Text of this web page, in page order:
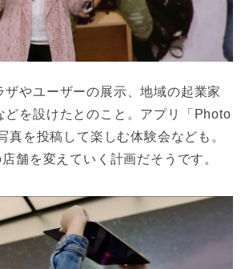
ザやユーザーの展示、地域の起業家
どを設けたとのこと。アプリ「Photo
真を投稿して楽しむ体験会なども。
舗を変えていく計画だそうです。